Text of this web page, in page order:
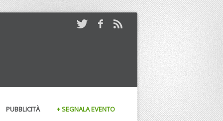
PUBBLICITÀ + SEGNALA EVENTO